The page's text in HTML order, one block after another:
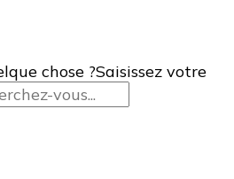
chose ?Saisissez votre